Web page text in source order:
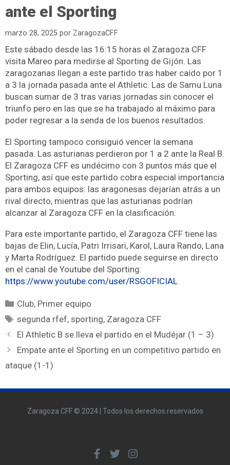
ante el Sporting
marzo 28, 2025 por ZaragozaCFF
Este sábado desde las 16:15 horas el Zaragoza CFF
visita Mareo para medirse al Sporting de Gijón. Las
zaragozanas llegan a este partido tras haber caído por 1
a 3 la jornada pasada ante el Athletic. Las de Samu Luna
buscan sumar de 3 tras varias jornadas sin conocer el
triunfo pero en las que se ha trabajado al máximo para
poder regresar a la senda de los buenos resultados.
El Sporting tampoco consiguió vencer la semana
pasada. Las asturianas perdieron por 1 a 2 ante la Real B.
El Zaragoza CFF es undécimo con 3 puntos más que el
Sporting, así que este partido cobra especial importancia
para ambos equipos: las aragonesas dejarían atrás a un
rival directo, mientras que las asturianas podrían
alcanzar al Zaragoza CFF en la clasificación.
Para este importante partido, el Zaragoza CFF tiene las
bajas de Elin, Lucía, Patri Irrisari, Karol, Laura Rando, Lana
y Marta Rodríguez. El partido puede seguirse en directo
en el canal de Youtube del Sporting:
https://www.youtube.com/user/RSGOFICIAL
Club, Primer equipo
segunda rfef,sporting, Zaragoza CFF
El Athletic B se lleva el partido en el Mudéjar (1 – 3)
Empate ante el Sporting en un competitivo partido en
ataque (1-1)
Zaragoza CFF © 2024 | Todos los derechos reservados